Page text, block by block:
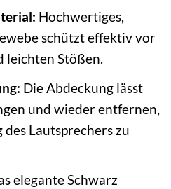
Hochwertiges,
schützt effektiv vor
leichten Stößen.
Die Abdeckung lässt
und wieder entfernen,
Lautsprechers zu
elegante Schwarz